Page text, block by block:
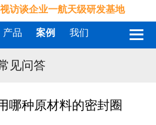
访谈企业一航天级研发基地
产品 案例 我们
见问答
哪种原材料的密封圈